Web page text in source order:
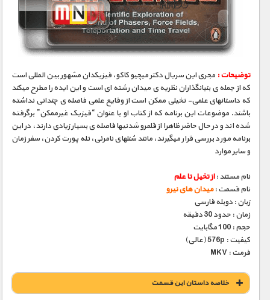
توضیحات : مجری­ این سریال دکتر میچیو کاکو، فیزیکدان مشهور بین­ المللی است
که از جمله­ ی بنیانگذاران نظریه­ ی میدان رشته ­ای است و این ایده را مطرح می­کند
که داستانهای علمی- تخیلی ممکن است از وقایع علمی فاصله­ ی چندانی نداشته
باشند. موضوعات این برنامه که از کتاب او با عنوان “فیزیک غیرممکن” برگرفته
شده­ اند و در حال حاضر ظاهرا از قلمرو شدنی­ها فاصله­ ی بسیار زیادی دارند، در این
برنامه مورد بررسی قرار می­گیرند، مانند شنلهای نامرئی، تله­ پورت کردن، سفر زمان
و سایر موارد
نام مستند :از تخیل تا علم
نام قسمت :میدان های نیرو
زبان : دوبله فارسی
زمان : حدود 30 دقیقه
حجم : 100 مگابایت
کیفیت : 576p (عالی)
فرمت : MKV
خلاصه داستان این قسمت